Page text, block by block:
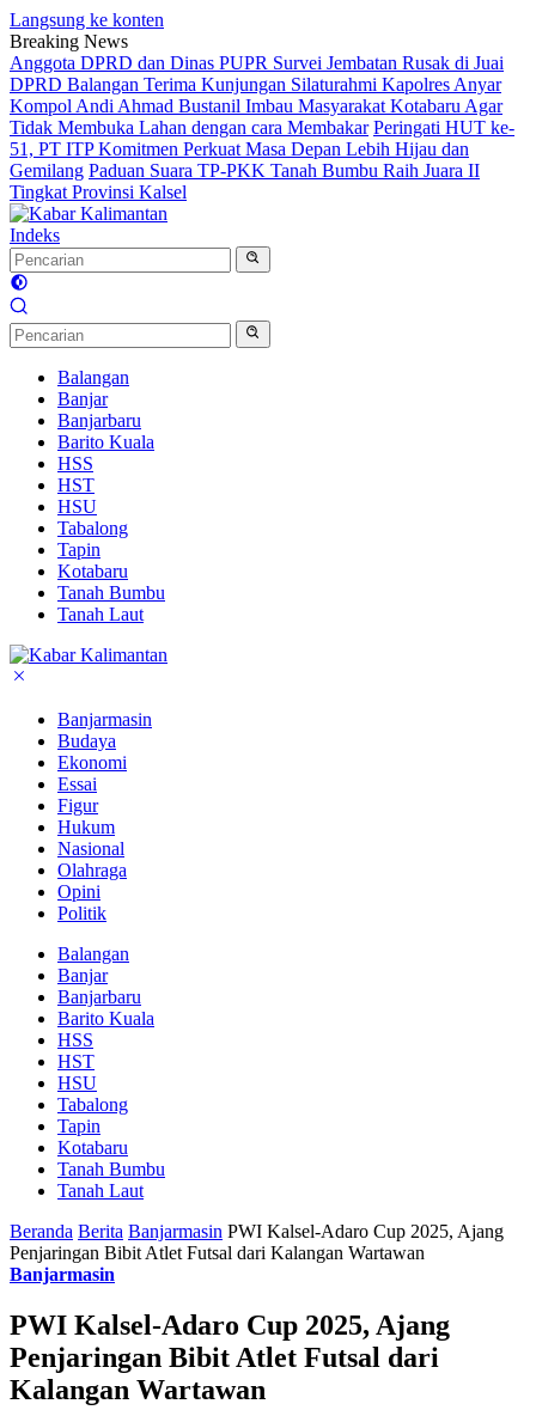
Langsung ke konten
Breaking News
Anggota DPRD dan Dinas PUPR Survei Jembatan Rusak di Juai
DPRD Balangan Terima Kunjungan Silaturahmi Kapolres Anyar
Kompol Andi Ahmad Bustanil Imbau Masyarakat Kotabaru Agar
Tidak Membuka Lahan dengan cara Membakar Peringati HUT ke-
51, PT ITP Komitmen Perkuat Masa Depan Lebih Hijau dan
Gemilang Paduan Suara TP-PKK Tanah Bumbu Raih Juara II
Tingkat Provinsi Kalsel
Indeks
Balangan
Banjar
Banjarbaru
Barito Kuala
HSS
HST
HSU
Tabalong
Tapin
Kotabaru
Tanah Bumbu
Tanah Laut
Banjarmasin
Budaya
Ekonomi
Essai
Figur
Hukum
Nasional
Olahraga
Opini
Politik
Balangan
Banjar
Banjarbaru
Barito Kuala
HSS
HST
HSU
Tabalong
Tapin
Kotabaru
Tanah Bumbu
Tanah Laut
Beranda Berita Banjarmasin PWI Kalsel-Adaro Cup 2025, Ajang
Penjaringan Bibit Atlet Futsal dari Kalangan Wartawan
Banjarmasin
PWI Kalsel-Adaro Cup 2025, Ajang
Penjaringan Bibit Atlet Futsal dari
Kalangan Wartawan